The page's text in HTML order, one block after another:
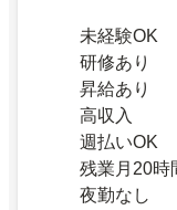
未経験OK
研修あり
昇給あり
高収入
週払いOK
残業月20時
夜勤なし